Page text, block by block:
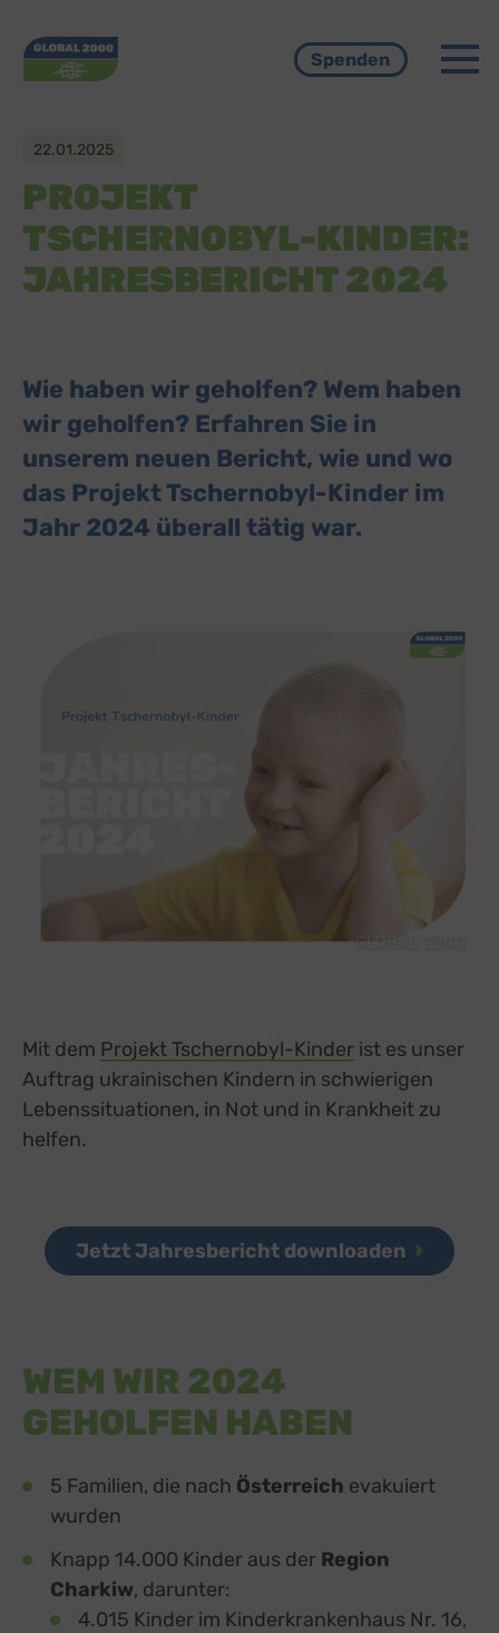
Spenden
22.01.2025
PROJEKT
TSCHERNOBYL-KINDER:
JAHRESBERICHT 2024
Wie haben wir geholfen? Wem haben
wir geholfen? Erfahren Sie in
unserem neuen Bericht, wie und wo
das Projekt Tschernobyl-Kinder im
Jahr 2024 überall tätig war.
GLOBAL 2000
Mit dem Projekt Tschernobyl-Kinder ist es unser
Auftrag ukrainischen Kindern in schwierigen
Lebenssituationen, in Not und in Krankheit zu
helfen.
Jetzt Jahresbericht downloaden
WEM WIR 2024
GEHOLFEN HABEN
5 Familien, die nach Österreich evakuiert
wurden
Knapp 14.000 Kinder aus der Region
Charkiw, darunter:
4.015 Kinder im Kinderkrankenhaus Nr. 16,